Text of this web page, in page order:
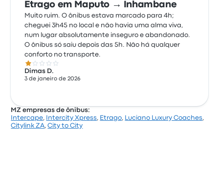
Etrago em Maputo → Inhambane
Muito ruim. O ônibus estava marcado para 4h;
cheguei 3h45 no local e não havia uma alma viva,
num lugar absolutamente inseguro e abandonado.
O ônibus só saiu depois das 5h. Não há qualquer
conforto no transporte.
1.0 de 5 estrelas
Dimas D.
3 de janeiro de 2026
MZ empresas de ônibus:
Intercape, Intercity Xpress, Etrago, Luciano Luxury Coaches,
Citylink ZA,City to City